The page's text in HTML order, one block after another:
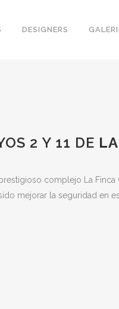
DESIGNERS
2 Y 11 DE LA
complejo La Finca
mejorar la seguridad en